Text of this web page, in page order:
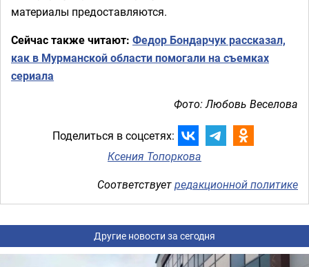
материалы предоставляются.
Сейчас также читают: Федор Бондарчук рассказал,
как в Мурманской области помогали на съемках
сериала
Фото: Любовь Веселова
Поделиться в соцсетях:
Ксения Топоркова
Соответствуетредакционной политике
Другие новости за сегодня